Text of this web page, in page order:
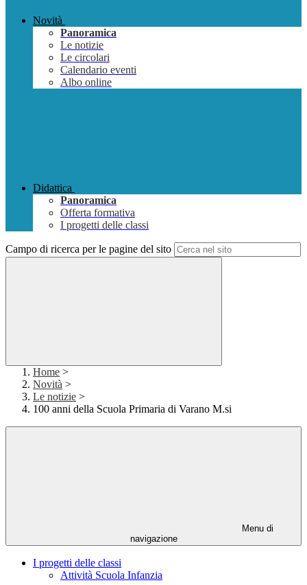
Novità
Panoramica
Le notizie
Le circolari
Calendario eventi
Albo online
Didattica
Panoramica
Offerta formativa
I progetti delle classi
Campo di ricerca per le pagine del sito
Home >
Novità >
Le notizie >
100 anni della Scuola Primaria di Varano M.si
Menu di
navigazione
I progetti delle classi
Attività Scuola Infanzia